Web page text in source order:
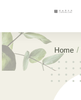
Home /